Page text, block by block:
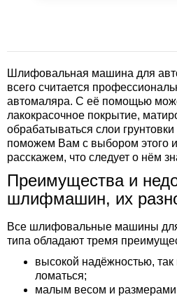
Шлифовальная машина для
всего считается
автомаляра. С её помощью
лакокрасочное покрытие,
обрабатываться слои
поможем Вам с выбором этого
расскажем, что следует о нём
Преимущества и
шлифмашин, их
Все шлифовальные машины для
типа обладают тремя
высокой надёжностью, так
ломаться;
малым весом и